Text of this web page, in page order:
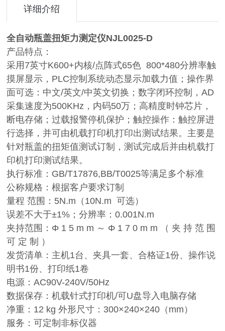
详细介绍
全自动瓶盖扭矩力测定仪NJL0025-D
产品特点：
采用7英寸K600+内核/点阵式65色 800*480分辨率触
摸屏显示，PLC控制系统动态显示加载力值；操作界
面可选：中文/英文/中英文切换；数字闭环控制，AD
采集速度为500KHz，内码50万；高精度时钟芯片，
断电存储；过载报警停机保护；触控操作：触控屏进
行选择，并可由机载打印机打印出测试结果。主要是
针对瓶盖的扭矩值测试订制，测试完成后并由机载打
印机打印测试结果。
执行标准：GB/T17876,BB/T0025等满足多个标准
公称规格：根据客户要求订制
量程 范围：5N.m（10N.m 可选）
误差不大于±1%；分辨率：0.001N.m
夹持范围：Φ 1 5 m m ～ Φ 1 7 0 m m （ 夹 持 范 围
可 定 制 ）
发货清单：主机1台、夹具一套、合格证1份、操作说
明书1份、打印纸1卷
电源：AC90V-240V/50Hz
数据保存：机载针式打印机/可U盘导入电脑存储
净重：12 kg 外形尺寸：300×240×240（mm）
服务：可定制非标仪器